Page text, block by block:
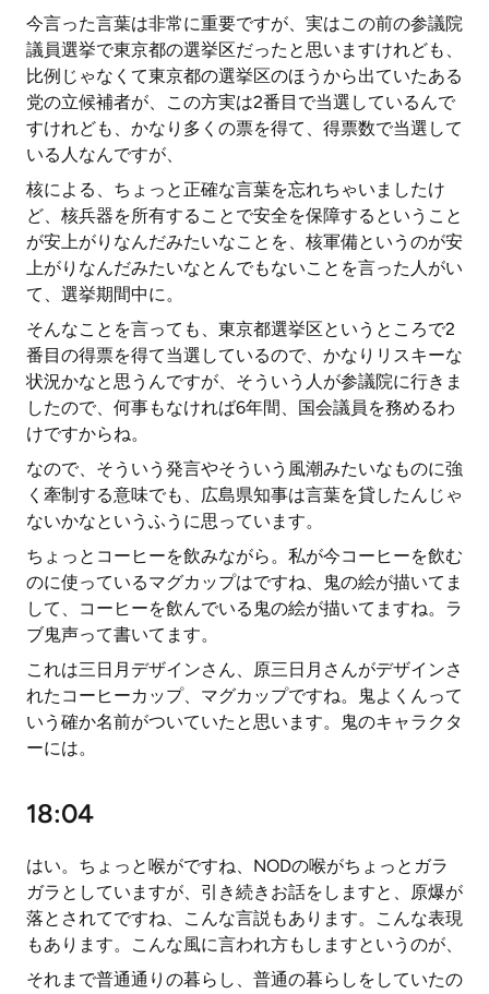
今言った言葉は非常に重要ですが、実はこの前の参議院
議員選挙で東京都の選挙区だったと思いますけれども、
比例じゃなくて東京都の選挙区のほうから出ていたある
党の立候補者が、この方実は2番目で当選しているんで
すけれども、かなり多くの票を得て、得票数で当選して
いる人なんですが、
核による、ちょっと正確な言葉を忘れちゃいましたけ
ど、核兵器を所有することで安全を保障するということ
が安上がりなんだみたいなことを、核軍備というのが安
上がりなんだみたいなとんでもないことを言った人がい
て、選挙期間中に。
そんなことを言っても、東京都選挙区というところで2
番目の得票を得て当選しているので、かなりリスキーな
状況かなと思うんですが、そういう人が参議院に行きま
したので、何事もなければ6年間、国会議員を務めるわ
けですからね。
なので、そういう発言やそういう風潮みたいなものに強
く牽制する意味でも、広島県知事は言葉を貸したんじゃ
ないかなというふうに思っています。
ちょっとコーヒーを飲みながら。私が今コーヒーを飲む
のに使っているマグカップはですね、鬼の絵が描いてま
して、コーヒーを飲んでいる鬼の絵が描いてますね。ラ
ブ鬼声って書いてます。
これは三日月デザインさん、原三日月さんがデザインさ
れたコーヒーカップ、マグカップですね。鬼よくんって
いう確か名前がついていたと思います。鬼のキャラクタ
ーには。
18:04
はい。ちょっと喉がですね、NODの喉がちょっとガラ
ガラとしていますが、引き続きお話をしますと、原爆が
落とされてですね、こんな言説もあります。こんな表現
もあります。こんな風に言われ方もしますというのが、
それまで普通通りの暮らし、普通の暮らしをしていたの